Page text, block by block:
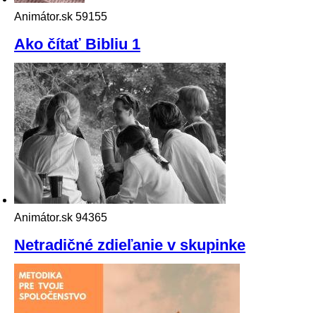
Animátor.sk 59155
Ako čítať Bibliu 1
Animátor.sk 94365
Netradičné zdieľanie v skupinke